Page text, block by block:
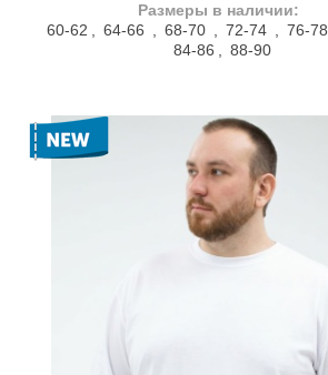
Размеры в наличии:
60-62 , 64-66 , 68-70 , 72-74 , 76-78
84-86 , 88-90